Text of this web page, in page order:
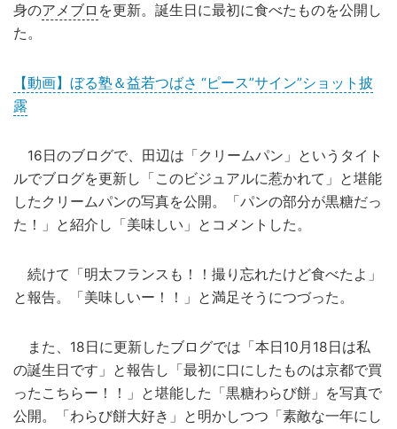
身のアメブロ を更新。誕生日に最初に食べたものを公開し
た。
【動画】ぼる塾＆益若つばさ “ピース”サイン”ショット披
露
16日のブログで、田辺は「クリームパン」というタイト
ルでブログを更新し「このビジュアルに惹かれて」と堪能
したクリームパンの写真を公開。「パンの部分が黒糖だっ
た！」と紹介し「美味しい」とコメントした。
続けて「明太フランスも！！撮り忘れたけど食べたよ」
と報告。「美味しいー！！」と満足そうにつづった。
また、18日に更新したブログでは「本日10月18日は私
の誕生日です」と報告し「最初に口にしたものは京都で買
ったこちらー！！」と堪能した「黒糖わらび餅」を写真で
公開。「わらび餅大好き」と明かしつつ「素敵な一年にし